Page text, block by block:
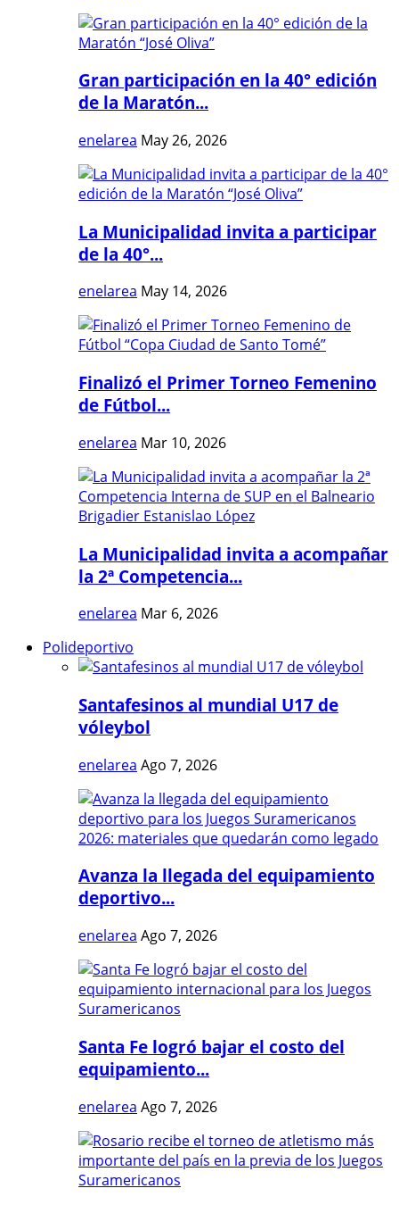
Gran participación en la 40° edición
de la Maratón...
enelarea May 26, 2026
La Municipalidad invita a participar
de la 40°...
enelarea May 14, 2026
Finalizó el Primer Torneo Femenino
de Fútbol...
enelarea Mar 10, 2026
La Municipalidad invita a acompañar
la 2ª Competencia...
enelarea Mar 6, 2026
Polideportivo
Santafesinos al mundial U17 de
vóleybol
enelarea Ago 7, 2026
Avanza la llegada del equipamiento
deportivo...
enelarea Ago 7, 2026
Santa Fe logró bajar el costo del
equipamiento...
enelarea Ago 7, 2026